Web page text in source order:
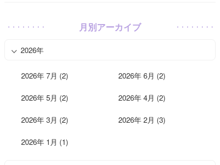
月別アーカイブ
2026年
2026年 7月 (2) 2026年 6月 (2)
2026年 5月 (2) 2026年 4月 (2)
2026年 3月 (2) 2026年 2月 (3)
2026年 1月 (1)